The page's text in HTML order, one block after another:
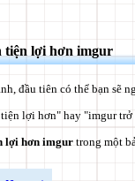
tiện lợi hơn imgur
đầu tiên có thể bạn sẽ
lợi hơn" hay "imgur
lợi hơn imgurtrong một